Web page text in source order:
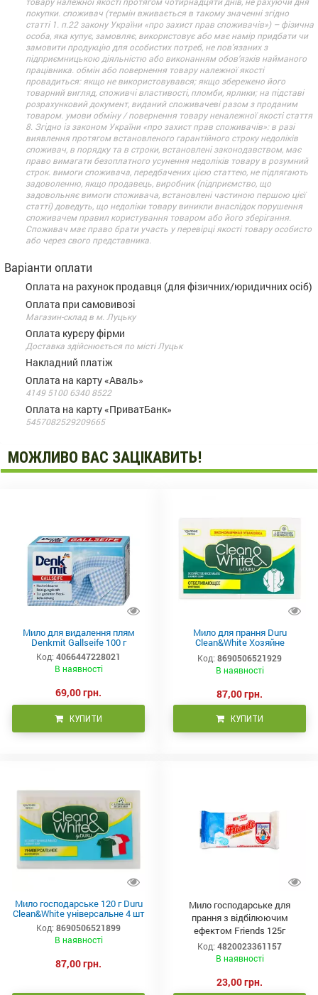
покупки. споживач (термін вживається в такому значенні згідно
статті 1. п.22 закону України «про захист прав споживачів») – фізична
особа, яка купує, замовляє, використовує або має намір придбати чи
замовити продукцію для особистих потреб, не пов’язаних з
підприємницькою діяльністю або виконанням обов’язків найманого
працівника. обмін або повернення товару належної якості
провадиться: якщо не використовувався; якщо збережено його
товарний вигляд, споживчі властивості, пломби, ярлики; на підставі
розрахунковий документ, виданий споживачеві разом з проданим
товаром. умови обміну / повернення товару неналежної якості стаття
8. Згідно із законом України «про захист прав споживачів»: в разі
виявлення протягом встановленого гарантійного строку недоліків
споживач, в порядку та в строки, встановлені законодавством, має
право вимагати безоплатного усунення недоліків товару в розумний
строк. вимоги споживача, передбачених цією статтею, не підлягають
задоволенню, якщо продавець, виробник (підприємство, що
задовольняє вимоги споживача, встановлені частиною першою цієї
статті) доведуть, що недоліки товару виникли внаслідок порушення
споживачем правил користування товаром або його зберігання.
Споживач має право брати участь у перевірці якості товару особисто
або через свого представника.
Варіанти оплати
Оплата на рахунок продавця (для фізичних/юридичних осіб)
Оплата при самовивозі
Магазин-склад в м. Луцьку
Оплата курєру фірми
Доставка здійснюється по місті Луцьк
Накладний платіж
Оплата на карту «Аваль»
4149 5100 6340 8522
Оплата на карту «ПриватБанк»
5457082529209665
МОЖЛИВО ВАС ЗАЦІКАВИТЬ!
Мило для видалення плям
Denkmit Gallseife 100 г
Код: 4066447228021
В наявності
69,00 грн.
КУПИТИ
Мило для прання Duru
Clean&White Хозяйне
Код: 8690506521929
В наявності
87,00 грн.
КУПИТИ
Мило господарське 120 г Duru
Clean&White універсальне 4 шт
Код: 8690506521899
В наявності
87,00 грн.
Мило господарське для
прання з відбілюючим
ефектом Friends 125г
Код: 4820023361157
В наявності
23,00 грн.